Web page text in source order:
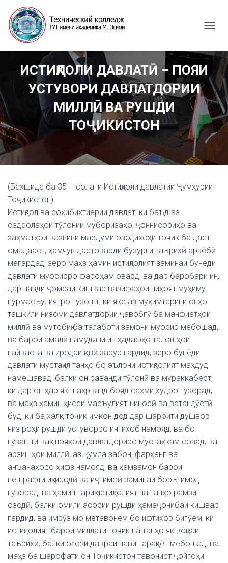
G
E
N
A
A
ИСТИҚЛОЛИ ДАВЛАТӢ – ПОЯИ
УСТУВОРИ ДАВЛАТДОРИИ
МИЛЛӢ ВА РУШДИ
ТОҶИКИСТОН
(Бахшида ба 35 – солаги Истиқлоли давлатии Ҷумҳурии
Тоҷикистон)
Истиқлол ва соҳибихтиёрии давлат, ки баъд аз
садсолаҳои тӯлонии муборизаҳо, ҷоннисориҳо ва
заҳматҳои вазнини мардуми озодихоҳи тоҷик ба даст
омадааст, ҳамчун дастоварди бузурги таърихӣ арзёбӣ
мегардад, зеро маҳз ҳамин истиқлолият заминаи бунёди
давлати муосирро фароҳам овард, ва дар баробари ин,
дар назди ҷомеаи кишвар вазифаҳои ниҳоят муҳиму
пурмасъулиятро гузошт, ки яке аз муҳимтарини онҳо
ташкили низоми давлатдории ҷавобгӯ ба манфиатҳои
миллӣ ва мутобиқ ба талаботи замони муосир мебошад,
ва барои амалӣ намудани ин ҳадафҳо талошҳои
пайваста ва иродаи қавӣ зарур гардид, зеро бунёди
давлати мустақил танҳо бо эълони истиқлолият маҳдуд
намешавад, балки он раванди тӯлонӣ ва мураккабест,
ки дар он ҳар як шаҳрванд бояд саҳми худро гузорад,
ва маҳз ҳамин ҳисси масъулиятшиносӣ ва ватандӯстӣ
буд, ки ба халқи тоҷик имкон дод дар шароити душвор
низ роҳи рушди устуворро интихоб намояд, ва бо
гузашти вақт пояҳои давлатдориро мустаҳкам созад, ва
арзишҳои миллӣ, аз ҷумла забон, фарҳанг ва
анъанаҳоро ҳифз намояд, ва ҳамзамон барои
пешрафти иқтисодӣ ва иҷтимоӣ заминаи боэътимод
гузорад, ва ҳамин тариқ истиқлолият на танҳо рамзи
озодӣ, балки омили асосии рушди ҳамаҷонибаи кишвар
гардид, ва имрӯз мо метавонем бо ифтихор бигӯем, ки
истиқлолият барои миллати тоҷик на танҳо як воқеаи
таърихӣ, балки оғози давраи нави тараққиёт мебошад, ва
маҳз ба шарофати он Тоҷикистон тавонист ҷойгоҳи